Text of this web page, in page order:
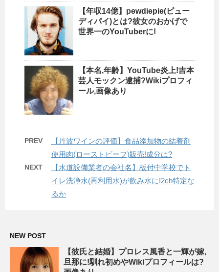
【年収14億】pewdiepie(ピュー
ディパイ)とは?彼女のおかげで
世界一のYouTuberに!
【本名,年齢】YouTube炎上!吉本
芸人モックン逮捕?Wikiプロフィ
ール,画像あり
PREV
【丹波ワインの評価】食品添加物の結着剤
使用肉(ローストビーフ)販売!成分は?
NEXT
【水道設備業者の会社名】板付中学校でト
イレ洗浄水(再利用水)が飲み水に!2ch特定な
るか
NEW POST
【彼氏と結婚】プロレス風香と一輝が嫁,
旦那に!馴れ初めやWikiプロフィールは?